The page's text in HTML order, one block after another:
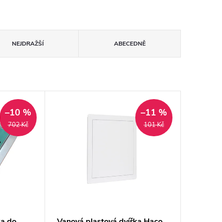
NEJDRAŽŠÍ ABECEDNĚ
702 Kč
–10 %
101 Kč
–11 %